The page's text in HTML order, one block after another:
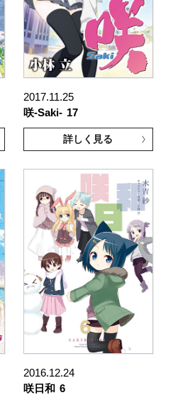
2017.11.25
咲-Saki- 17
詳しく見る
2016.12.24
咲日和 6